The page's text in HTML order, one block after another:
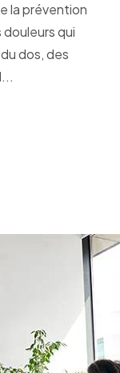
la prévention
qui
dos, des